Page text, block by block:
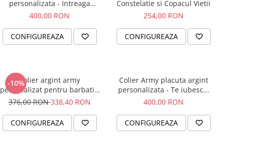
personalizata - Intreaga
lume...
400,00 RON
CONFIGUREAZA
Constelatie si Copacul Vietii
254,00 RON
CONFIGUREAZA
-10%Colier argint army
personalizat pentru barbati -
Busola iubirii
376,00 RON338,40 RON
CONFIGUREAZA
Colier Army placuta argint
personalizata - Te iubesc...
400,00 RON
CONFIGUREAZA